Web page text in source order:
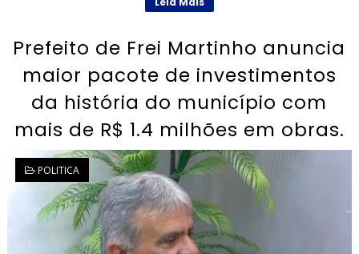
Prefeito de Frei Martinho anuncia
maior pacote de investimentos
da história do município com
mais de R$ 1.4 milhões em obras.
POLITICA